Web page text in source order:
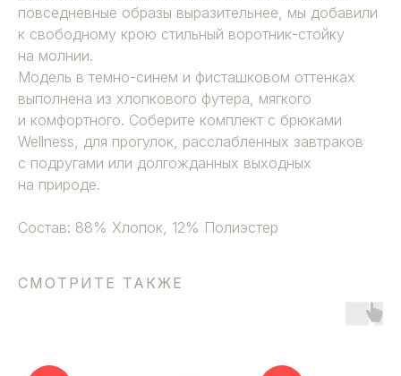
повседневные образы выразительнее, мы добавили
к свободному крою стильный воротник-стойку
на молнии.
Модель в темно-синем и фисташковом оттенках
выполнена из хлопкового футера, мягкого
и комфортного. Соберите комплект с брюками
Wellness, для прогулок, расслабленных завтраков
с подругами или долгожданных выходных
на природе.
Состав: 88% Хлопок, 12% Полиэстер
СМОТРИТЕ ТАКЖЕ